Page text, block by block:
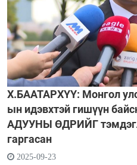
Х.БААТАРХҮҮ: Монгол
ын идэвхтэй гишүүн
АДУУНЫ ӨДРИЙГ
гаргасан
2025-09-23